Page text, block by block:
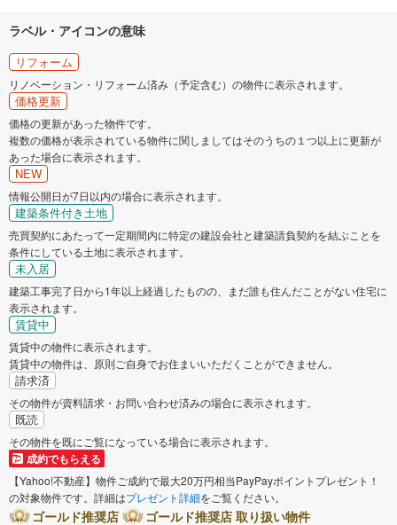
玉名市
菊池市
上天草市
阿蘇市 天草市
合志市 玉名郡玉東町
玉名郡南関町 玉名郡長洲町
菊池郡大津町
阿蘇郡高森町
上益城郡御船町
八代郡氷川町 球磨郡あさぎり町
ラベル・アイコンの意味
リフォーム
リノベーション・リフォーム済み（予定含む）の物件に表示されます。
価格更新
価格の更新があった物件です。
複数の価格が表示されている物件に関しましてはそのうちの１つ以上に更新が
あった場合に表示されます。
NEW
情報公開日が7日以内の場合に表示されます。
建築条件付き土地
売買契約にあたって一定期間内に特定の建設会社と建築請負契約を結ぶことを
条件にしている土地に表示されます。
未入居
建築工事完了日から1年以上経過したものの、まだ誰も住んだことがない住宅に
表示されます。
賃貸中
賃貸中の物件に表示されます。
賃貸中の物件は、原則ご自身でお住まいいただくことができません。
請求済
その物件が資料請求・お問い合わせ済みの場合に表示されます。
既読
その物件を既にご覧になっている場合に表示されます。
成約でもらえる
【Yahoo!不動産】物件ご成約で最大20万円相当PayPayポイントプレゼント！
の対象物件です。詳細はプレゼント詳細をご覧ください。
ゴールド推奨店
ゴールド推奨店 取り扱い物件